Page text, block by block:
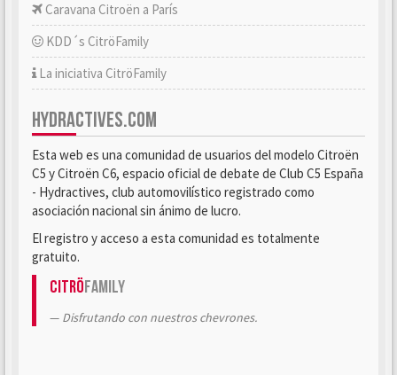
Caravana Citroën a París
KDD´s CitröFamily
La iniciativa CitröFamily
HYDRACTIVES.COM
Esta web es una comunidad de usuarios del modelo Citroën
C5 y Citroën C6, espacio oficial de debate de Club C5 España
- Hydractives, club automovilístico registrado como
asociación nacional sin ánimo de lucro.
El registro y acceso a esta comunidad es totalmente
gratuito.
CitröFamily
Disfrutando con nuestros chevrones.